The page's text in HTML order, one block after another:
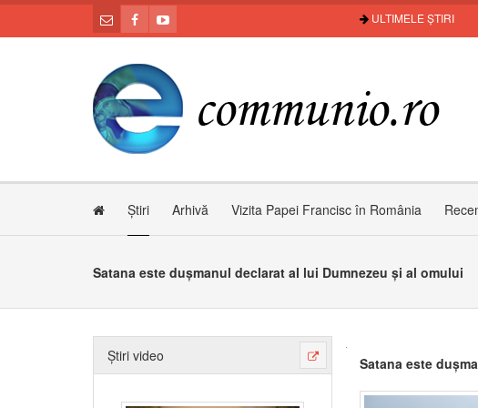
ULTIMELE ȘTIRI
Știri Arhivă Vizita Papei Francisc în România
Satana este dușmanul declarat al lui Dumnezeu și al omului
Știri video Satana este